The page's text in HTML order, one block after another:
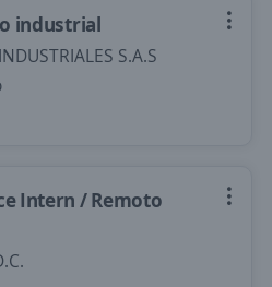
industrial
S.A.S
Intern / Remoto